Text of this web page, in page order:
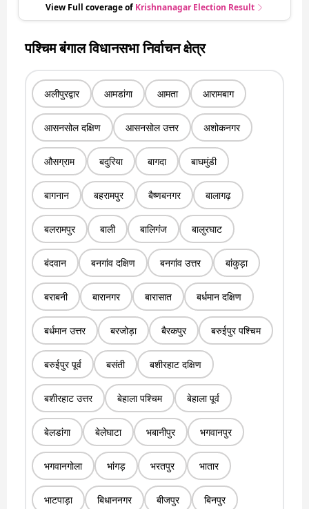
View Full coverage of KrishnanagarElection Result
पश्चिम बंगाल विधानसभा निर्वाचन क्षेत्र
अलीपुरद्वार आमडांगा आमता आरामबाग
आसनसोल दक्षिण आसनसोल उत्तर अशोकनगर
औसग्राम बदुरिया बागदा बाघमुंडी
बागनान बहरामपुर बैष्णबनगर बालागढ़
बलरामपुर बाली बालिगंज बालुरघाट
बंदवान बनगांव दक्षिण बनगांव उत्तर बांकुड़ा
बराबनी बारानगर बारासात बर्धमान दक्षिण
बर्धमान उत्तर बरजोड़ा बैरकपुर बरुईपुर पश्चिम
बरुईपुर पूर्व बसंती बशीरहाट दक्षिण
बशीरहाट उत्तर बेहाला पश्चिम बेहाला पूर्व
बेलडांगा बेलेघाटा भबानीपुर भगवानपुर
भगवानगोला भांगड़ भरतपुर भातार
भाटपाड़ा बिधाननगर बीजपुर बिनपुर